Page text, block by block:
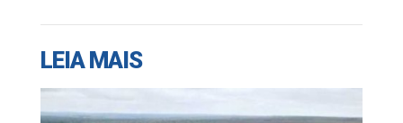
LEIA MAIS